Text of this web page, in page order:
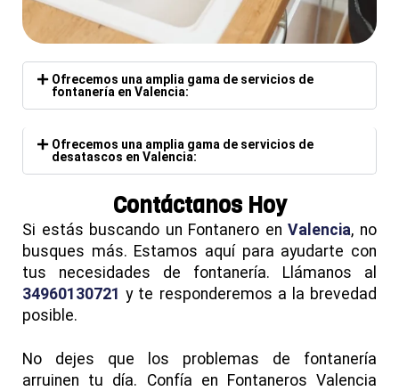
Ofrecemos una amplia gama de servicios de
fontanería en Valencia:
Ofrecemos una amplia gama de servicios de
desatascos en Valencia:
Contáctanos Hoy
Si estás buscando un Fontanero enValencia, no
busques más. Estamos aquí para ayudarte con
tus necesidades de fontanería. Llámanos al
34960130721 y te responderemos a la brevedad
posible.
No dejes que los problemas de fontanería
arruinen tu día. Confía en Fontaneros Valencia